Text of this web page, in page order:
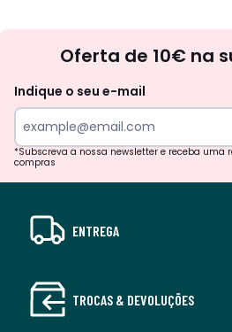
Oferta de 10€ na
Indique o seu e-mail
*Subscreva a nossa newsletter e receba uma
compras
ENTREGA
TROCAS & DEVOLUÇÕES